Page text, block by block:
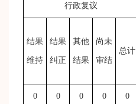
行政复议
结果
维持
结果
纠正
其他
结果
尚未
审结
总计
0 0 0 0 0